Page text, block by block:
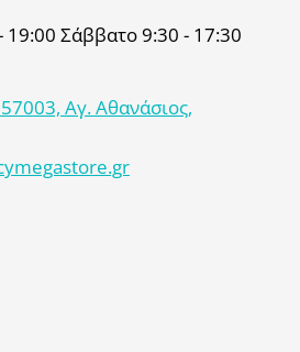
19:00 Σάββατο 9:30 - 17:30
Αγ. Αθανάσιος,